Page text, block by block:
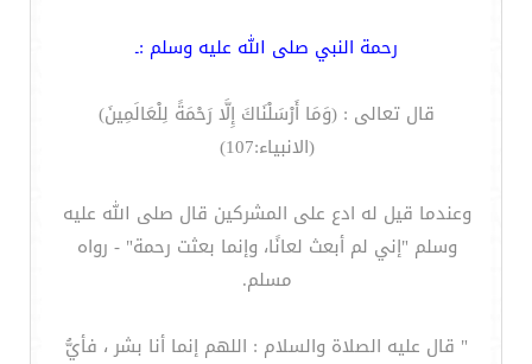
رحمة النبي صلى الله عليه وسلم :ـ
قال تعالى : (وَمَا أَرْسَلْنَاكَ إِلَّا رَحْمَةً لِلْعَالَمِينَ)
(الانبياء:107)
وعندما قيل له ادع على المشركين قال صلى الله عليه
وسلم "إني لم أبعث لعانًا، وإنما بعثت رحمة" - رواه
مسلم.
" قال عليه الصلاة والسلام : اللهم إنما أنا بشر ، فأيُّ